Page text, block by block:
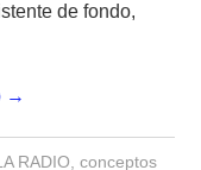
de fondo,
→
RADIO, conceptos